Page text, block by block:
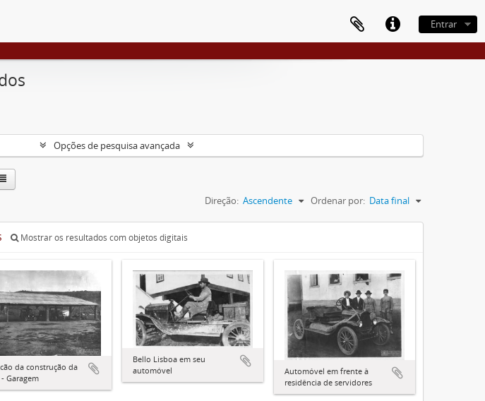
Entrar
Opções de pesquisa avançada
Ordenar por: Data final
Direção: Ascendente
Mostrar os resultados com objetos digitais
da construção da
- Garagem
Bello Lisboa em seu
automóvel
Automóvel em frente à
residência de servidores